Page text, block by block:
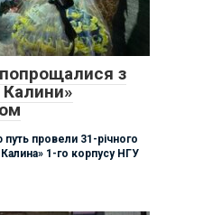
з
Калини»
провели 31-річного
1-го корпусу НГУ